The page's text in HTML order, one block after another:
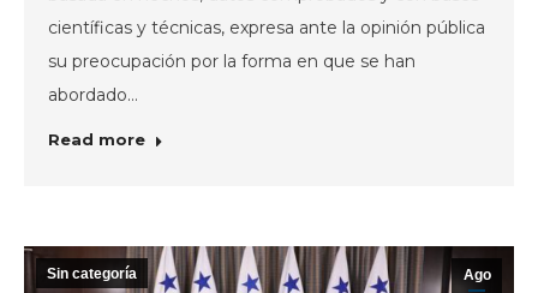
científicas y técnicas, expresa ante la opinión pública
su preocupación por la forma en que se han
abordado…
Read more
Ago
Sin categoría